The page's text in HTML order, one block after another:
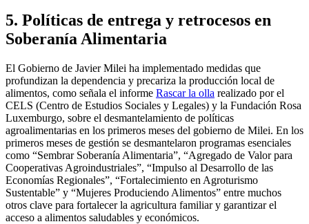
5. Políticas de entrega y retrocesos en
Soberanía Alimentaria
El Gobierno de Javier Milei ha implementado medidas que
profundizan la dependencia y precariza la producción local de
alimentos, como señala el informe Rascar la olla realizado por el
CELS (Centro de Estudios Sociales y Legales) y la Fundación Rosa
Luxemburgo, sobre el desmantelamiento de políticas
agroalimentarias en los primeros meses del gobierno de Milei. En los
primeros meses de gestión se desmantelaron programas esenciales
como “Sembrar Soberanía Alimentaria”, “Agregado de Valor para
Cooperativas Agroindustriales”, “Impulso al Desarrollo de las
Economías Regionales”, “Fortalecimiento en Agroturismo
Sustentable” y “Mujeres Produciendo Alimentos” entre muchos
otros clave para fortalecer la agricultura familiar y garantizar el
acceso a alimentos saludables y económicos.